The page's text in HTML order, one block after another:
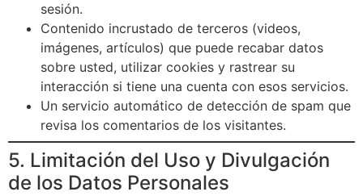
sesión.
Contenido incrustado de terceros (videos,
imágenes, artículos) que puede recabar datos
sobre usted, utilizar cookies y rastrear su
interacción si tiene una cuenta con esos servicios.
Un servicio automático de detección de spam que
revisa los comentarios de los visitantes.
5. Limitación del Uso y Divulgación
de los Datos Personales